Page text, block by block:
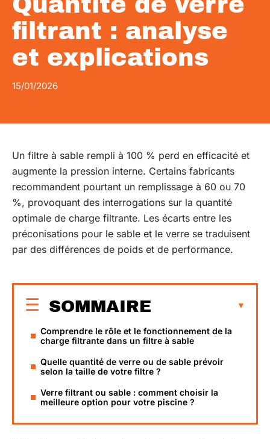
filtrant : analyse
et explications
15/01/2026
Un filtre à sable rempli à 100 % perd en efficacité et
augmente la pression interne. Certains fabricants
recommandent pourtant un remplissage à 60 ou 70
%, provoquant des interrogations sur la quantité
optimale de charge filtrante. Les écarts entre les
préconisations pour le sable et le verre se traduisent
par des différences de poids et de performance.
SOMMAIRE
Comprendre le rôle et le fonctionnement de la
charge filtrante dans un filtre à sable
Quelle quantité de verre ou de sable prévoir
selon la taille de votre filtre ?
Verre filtrant ou sable : comment choisir la
meilleure option pour votre piscine ?